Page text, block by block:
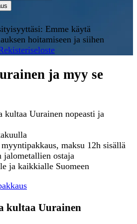
Emme käytä
hoitamiseen ja siihen
ja myy se
kultaa Uurainen nopeasti ja
maksu 12h sisällä
jalometallien ostaja
ja kaikkialle Suomeen
kultaa Uurainen